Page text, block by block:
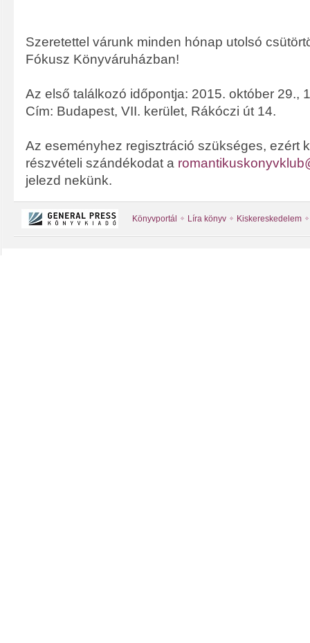
Szeretettel várunk minden hónap utolsó
Fókusz Könyváruházban!
Az első találkozó időpontja: 2015. október 29.,
Cím: Budapest, VII. kerület, Rákóczi út 14.
Az eseményhez regisztráció szükséges, ezért
részvételi szándékodat a
jelezd nekünk.
Könyvportál Líra könyv Kiskereskedelem